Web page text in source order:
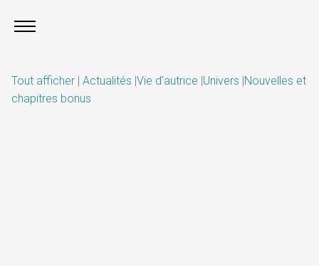
Tout afficher | Actualités |Vie d'autrice |Univers |Nouvelles et
chapitres bonus